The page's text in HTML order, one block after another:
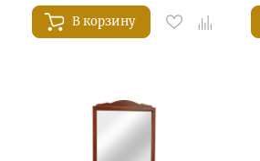
В корзину